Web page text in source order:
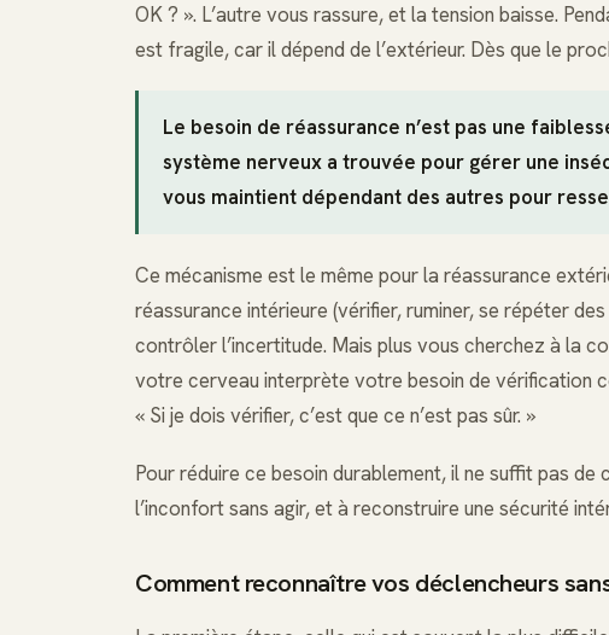
OK ? ». L’autre vous rassure, et la tension baisse.
est fragile, car il dépend de l’extérieur. Dès que le
Le besoin de réassurance n’est pas une
système nerveux a trouvée pour gérer une
vous maintient dépendant des autres pour
Ce mécanisme est le même pour la réassurance
réassurance intérieure (vérifier, ruminer, se répéter
contrôler l’incertitude. Mais plus vous cherchez à la
votre cerveau interprète votre besoin de vérification
« Si je dois vérifier, c’est que ce n’est pas sûr. »
Pour réduire ce besoin durablement, il ne suffit pas
l’inconfort sans agir, et à reconstruire une sécurité
Comment reconnaître vos déclencheurs